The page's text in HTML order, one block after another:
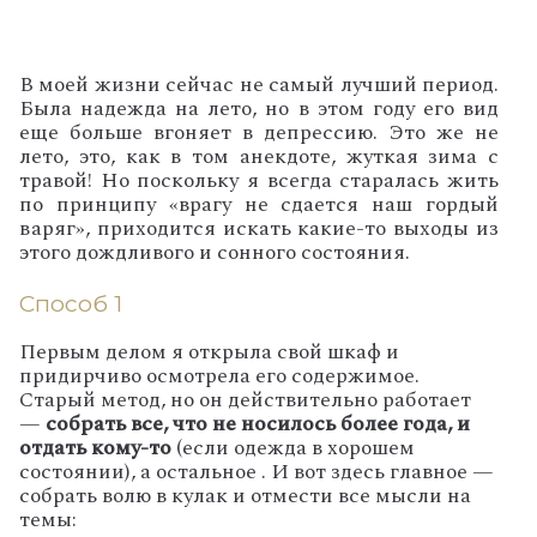
В моей жизни сейчас не самый лучший период.
Была надежда на лето, но в этом году его вид
еще больше вгоняет в депрессию. Это же не
лето, это, как в том анекдоте, жуткая зима с
травой! Но поскольку я всегда старалась жить
по принципу «врагу не сдается наш гордый
варяг», приходится искать какие-то выходы из
этого дождливого и сонного состояния.
Способ 1
Первым делом я открыла свой шкаф и
придирчиво осмотрела его содержимое.
Старый метод, но он действительно работает
— собрать все, что не носилось более года, и
отдать кому-то(если одежда в хорошем
состоянии), а остальное . И вот здесь главное —
собрать волю в кулак и отмести все мысли на
темы: